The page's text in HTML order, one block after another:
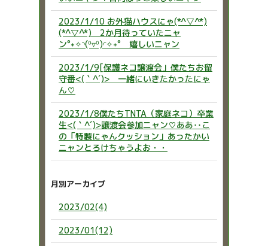
2023/1/10 お外猫ハウスにゃ(*^▽^*)
(*^▽^*) 2か月待っていたニャ
ン°˖✧◝(⁰▿⁰)◜✧˖° 嬉しいニャン
2023/1/9[保護ネコ譲渡会」僕たちお留
守番<(｀^´)> 一緒にいきたかったにゃ
ん♡
2023/1/8僕たちTNTA（家庭ネコ）卒業
生<(｀^´)>譲渡会参加ニャン♡ああ‥こ
の「特製にゃんクッション」あったかい
ニャンとろけちゃうよお・・
月別アーカイブ
2023/02(4)
2023/01(12)